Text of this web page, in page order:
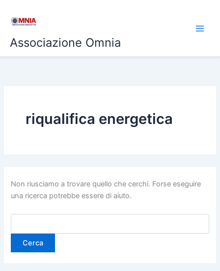
Associazione Omnia
riqualifica energetica
Non riusciamo a trovare quello che cerchi. Forse eseguire
una ricerca potrebbe essere di aiuto.